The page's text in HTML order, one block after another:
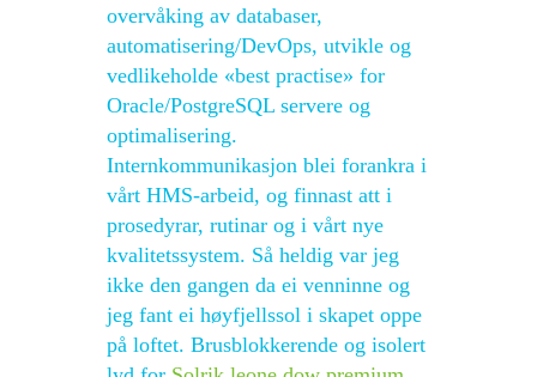
overvåking av databaser,
automatisering/DevOps, utvikle og
vedlikeholde «best practise» for
Oracle/PostgreSQL servere og
optimalisering.
Internkommunikasjon blei forankra i
vårt HMS-arbeid, og finnast att i
prosedyrar, rutinar og i vårt nye
kvalitetssystem. Så heldig var jeg
ikke den gangen da ei venninne og
jeg fant ei høyfjellssol i skapet oppe
på loftet. Brusblokkerende og isolert